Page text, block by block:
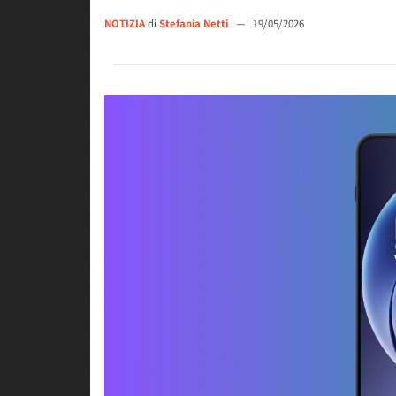
NOTIZIAdi Stefania Netti — 19/05/2026